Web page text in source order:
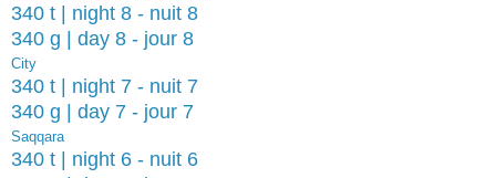
340 t | night 8 - nuit 8
340 g | day 8 - jour 8
City
340 t | night 7 - nuit 7
340 g | day 7 - jour 7
Saqqara
340 t | night 6 - nuit 6